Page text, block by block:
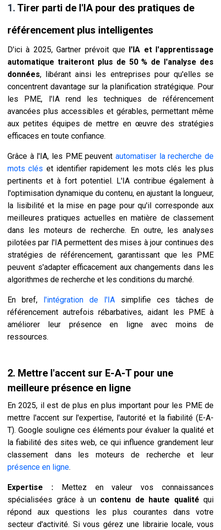
1. Tirer parti de l'IA pour des pratiques de
référencement plus intelligentes
D'ici à 2025, Gartner prévoit quel'IA et l'apprentissage
automatique traiteront plus de 50 % de l'analyse des
données, libérant ainsi les entreprises pour qu'elles se
concentrent davantage sur la planification stratégique. Pour
les PME, l'IA rend les techniques de référencement
avancées plus accessibles et gérables, permettant même
aux petites équipes de mettre en œuvre des stratégies
efficaces en toute confiance.
Grâce à l'IA, les PME peuvent automatiser la recherche de
mots clés et identifier rapidement les mots clés les plus
pertinents et à fort potentiel. L'IA contribue également à
l'optimisation dynamique du contenu, en ajustant la longueur,
la lisibilité et la mise en page pour qu'il corresponde aux
meilleures pratiques actuelles en matière de classement
dans les moteurs de recherche. En outre, les analyses
pilotées par l'IA permettent des mises à jour continues des
stratégies de référencement, garantissant que les PME
peuvent s'adapter efficacement aux changements dans les
algorithmes de recherche et les conditions du marché.
En bref, l'intégration de l'IA simplifie ces tâches de
référencement autrefois rébarbatives, aidant les PME à
améliorer leur présence en ligne avec moins de
ressources.
2. Mettre l'accent sur E-A-T pour une
meilleure présence en ligne
En 2025, il est de plus en plus important pour les PME de
mettre l'accent sur l'expertise, l'autorité et la fiabilité (E-A-
T). Google souligne ces éléments pour évaluer la qualité et
la fiabilité des sites web, ce qui influence grandement leur
classement dans les moteurs de recherche et leur
présence en ligne.
Expertise :
Mettez en valeur vos connaissances
spécialisées grâce à un contenu de haute qualité qui
répond aux questions les plus courantes dans votre
secteur d'activité. Si vous gérez une librairie locale, vous